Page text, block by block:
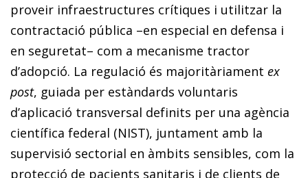
proveir infraestructures crítiques i utilitzar la
contractació pública –en especial en defensa i
en seguretat– com a mecanisme tractor
d’adopció. La regulació és majoritàriament ex
post, guiada per estàndards voluntaris
d’aplicació transversal definits per una agència
científica federal (NIST), juntament amb la
supervisió sectorial en àmbits sensibles, com la
protecció de pacients sanitaris i de clients de